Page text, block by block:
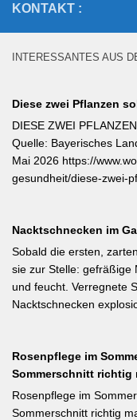
KONTAKT :
INTERESSANTES AUS
Diese zwei Pflanzen
DIESE ZWEI
Quelle: Bayerisches
Mai 2026 https://
gesundheit/diese-zwei-
gemusterten Blüten, die
Herbst reich blüht und
Ampeln eignet. Die
ist die Erdbeere ‚Lilly
waldbeererinnerndes
bayerische Gärtnereien
Pflanzen setzen
und Nutzgarten genau
Nacktschnecken im
Sobald die ersten,
sie zur Stelle: gefräßige
und feucht. Verregnete
Nacktschnecken
hier. Weiterlesen bei
Rosenpflege im
Sommerschnitt richtig
Rosenpflege im
Sommerschnitt richtig